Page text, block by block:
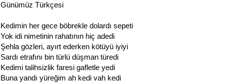
Günümüz Türkçesi
Kedimin her gece böbrekle dolardı sepeti
Yok idi nimetinin rahatının hiç adedi
Şehla gözleri, ayırt ederken kötüyü iyiyi
Sardı etrafını bin türlü düşman türedi
Kedimi talihsizlik faresi gafletle yedi
Buna yandı yüreğim ah kedi vah kedi